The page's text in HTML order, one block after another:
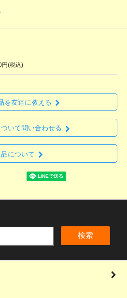
円(税込)
を友達に教える
いて問い合わせる
について
検索